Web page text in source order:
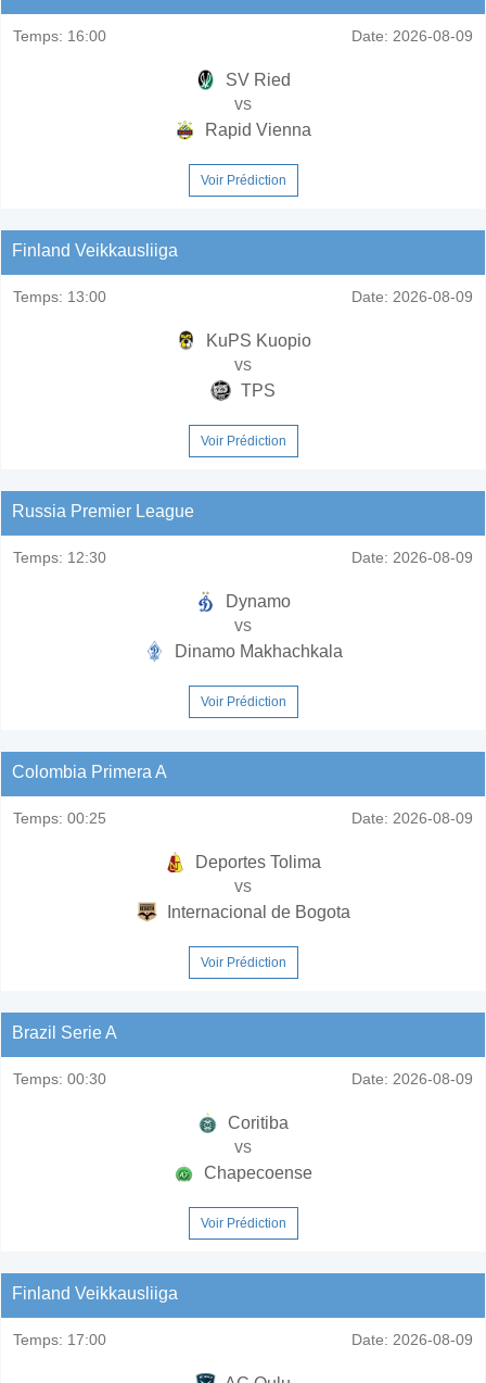
Temps: 16:00 Date: 2026-08-09
SV Ried
vs
Rapid Vienna
Voir Prédiction
Finland Veikkausliiga
Temps: 13:00 Date: 2026-08-09
KuPS Kuopio
vs
TPS
Voir Prédiction
Russia Premier League
Temps: 12:30 Date: 2026-08-09
Dynamo
vs
Dinamo Makhachkala
Voir Prédiction
Colombia Primera A
Temps: 00:25 Date: 2026-08-09
Deportes Tolima
vs
Internacional de Bogota
Voir Prédiction
Brazil Serie A
Temps: 00:30 Date: 2026-08-09
Coritiba
vs
Chapecoense
Voir Prédiction
Finland Veikkausliiga
Temps: 17:00 Date: 2026-08-09